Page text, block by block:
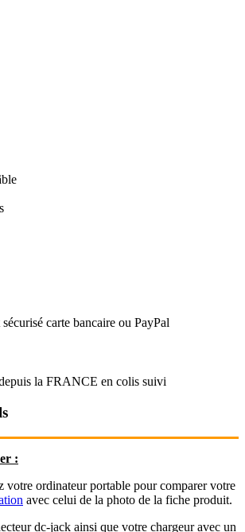
carte bancaire ou PayPal
la FRANCE en colis suivi
:
votre ordinateur portable pour comparer votre
avec celui de la photo de la fiche produit.
dc-jack ainsi que votre chargeur avec un